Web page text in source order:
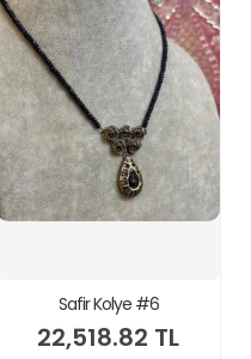
Safir Kolye #6
22,518.82 TL